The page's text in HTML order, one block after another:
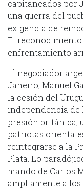
capitaneados por
una guerra del
exigencia de
El reconocimiento
enfrentamiento
El negociador
Janeiro, Manuel
la cesión del
independencia de
presión británica,
patriotas
reintegrarse a la
Plata. Lo
mando de Carlos
ampliamente a